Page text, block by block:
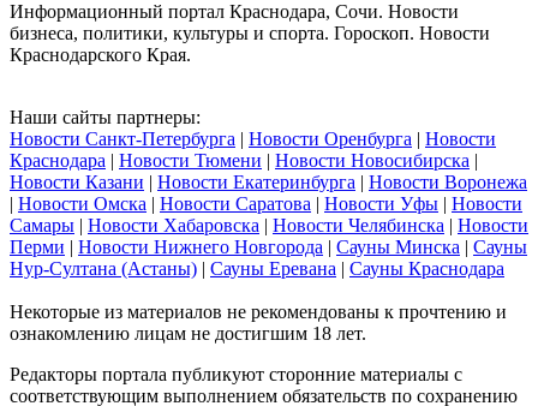
Информационный портал Краснодара, Сочи. Новости
бизнеса, политики, культуры и спорта. Гороскоп. Новости
Краснодарского Края.
Наши сайты партнеры:
Новости Санкт-Петербурга | Новости Оренбурга | Новости
Краснодара | Новости Тюмени | Новости Новосибирска |
Новости Казани | Новости Екатеринбурга | Новости Воронежа
| Новости Омска | Новости Саратова | Новости Уфы | Новости
Самары | Новости Хабаровска | Новости Челябинска | Новости
Перми | Новости Нижнего Новгорода | Сауны Минска | Сауны
Нур-Султана (Астаны) | Сауны Еревана | Сауны Краснодара
Некоторые из материалов не рекомендованы к прочтению и
ознакомлению лицам не достигшим 18 лет.
Редакторы портала публикуют сторонние материалы с
соответствующим выполнением обязательств по сохранению